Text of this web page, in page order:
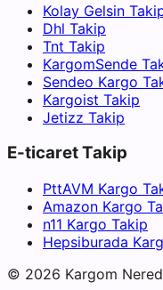
Kolay Gelsin
Dhl Takip
Tnt Takip
KargomSende
Sendeo Kargo
Kargoist Takip
Jetizz Takip
E-ticaret Takip
PttAVM Kargo
Amazon Kargo
n11 Kargo Takip
Hepsiburada
© 2026 Kargom